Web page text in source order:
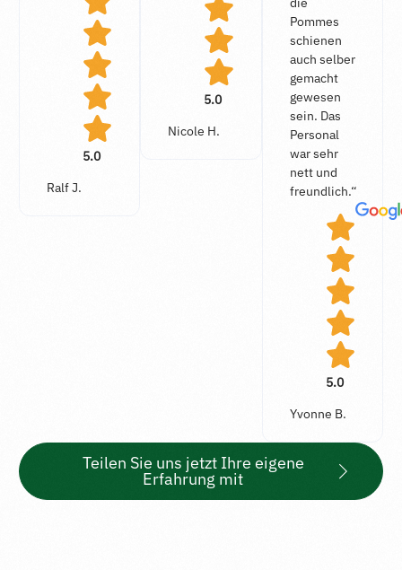
5.0
Ralf J.
5.0
Nicole H.
Pommes
schienen
auch selber
gemacht
gewesen
sein. Das
Personal
war sehr
nett und
freundlich.“
5.0
Yvonne B.
Teilen Sie uns jetzt Ihre eigene
Erfahrung mit